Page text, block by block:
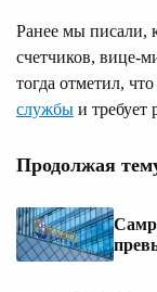
Ранее мы писали,
счетчиков, вице-
тогда отметил, что
службы и требует
Продолжая